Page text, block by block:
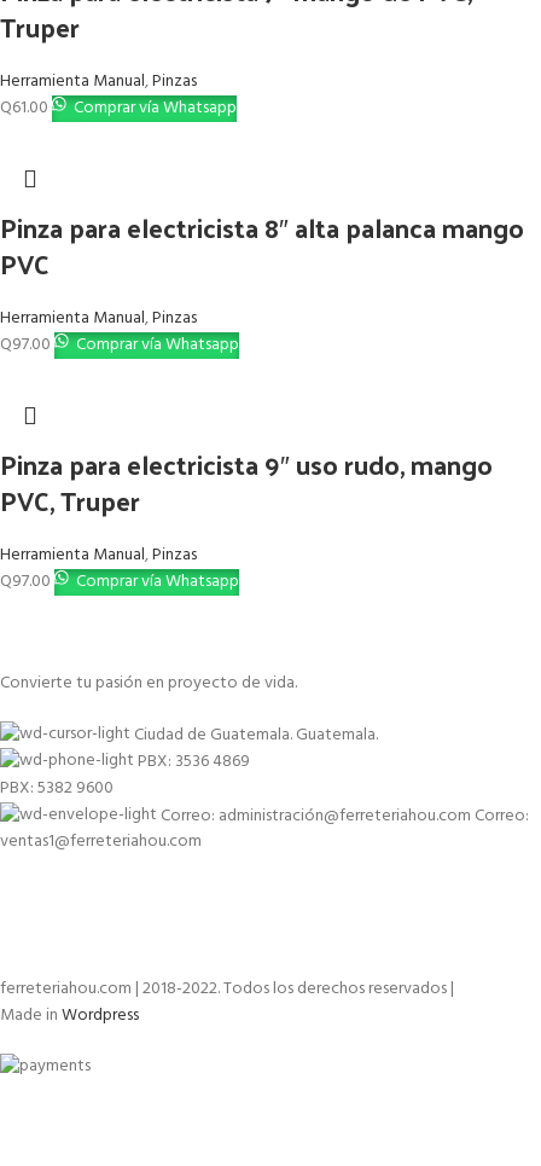
Truper
Herramienta Manual,Pinzas
Q61.00 Comprar vía Whatsapp
Pinza para electricista 8″ alta palanca mango
PVC
Herramienta Manual,Pinzas
Q97.00 Comprar vía Whatsapp
Pinza para electricista 9″ uso rudo, mango
PVC, Truper
Herramienta Manual,Pinzas
Q97.00 Comprar vía Whatsapp
Convierte tu pasión en proyecto de vida.
Ciudad de Guatemala. Guatemala.
PBX: 3536 4869
PBX: 5382 9600
Correo: administración@ferreteriahou.com Correo:
ventas1@ferreteriahou.com
ferreteriahou.com | 2018-2022. Todos los derechos reservados |
Made inWordpress